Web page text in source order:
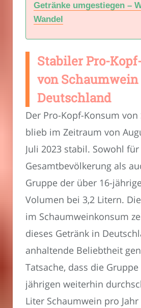
Getränke umgestiegen –
Wandel
Stabiler Pro-
von
Deutschland
Der Pro-Kopf-Konsum
blieb im Zeitraum von
Juli 2023 stabil. Sowohl
Gesamtbevölkerung als
Gruppe der über 16-
Volumen bei 3,2 Litern.
im Schaumweinkonsum
dieses Getränk in
anhaltende Beliebtheit
Tatsache, dass die
jährigen weiterhin
Liter Schaumwein pro